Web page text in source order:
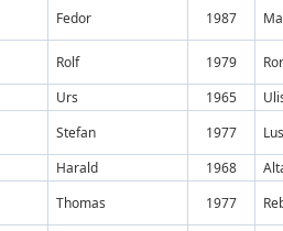
Fedor 1987
Rolf 1979
Urs 1965
Stefan 1977
Harald 1968
Thomas 1977